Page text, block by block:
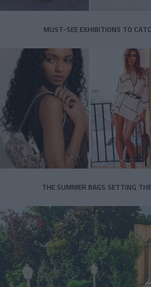
MUST-SEE EXHIBITIONS TO
THE SUMMER BAGS SETTING